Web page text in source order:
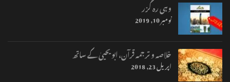
وہی رہ گزر
نومبر 10, 2019
خلاصہ و ترجمہ قرآن، ابو یحییٰ کے ساتھ
اپریل 23, 2018